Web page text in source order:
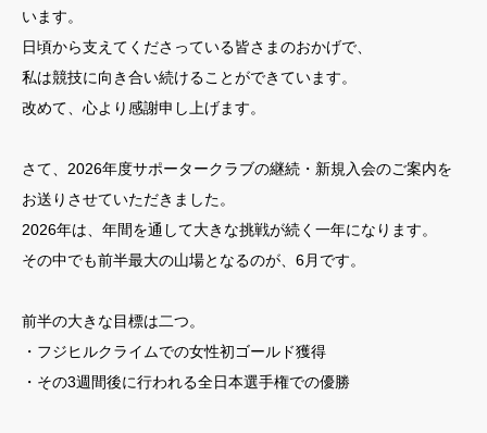
います。
日頃から支えてくださっている皆さまのおかげで、
私は競技に向き合い続けることができています。
改めて、心より感謝申し上げます。
さて、2026年度サポータークラブの継続・新規入会のご案内を
お送りさせていただきました。
2026年は、年間を通して大きな挑戦が続く一年になります。
その中でも前半最大の山場となるのが、6月です。
前半の大きな目標は二つ。
・フジヒルクライムでの女性初ゴールド獲得
・その3週間後に行われる全日本選手権での優勝